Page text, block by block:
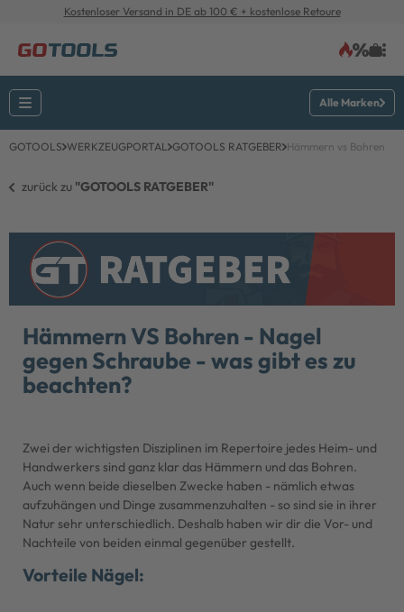
Kostenloser Versand in DE ab 100 € + kostenlose Retoure
Alle Marken
GOTOOLS WERKZEUGPORTAL GOTOOLS RATGEBER Hämmern vs Bohren
zurück zu "GOTOOLS RATGEBER"
Hämmern VS Bohren - Nagel
gegen Schraube - was gibt es zu
beachten?
Zwei der wichtigsten Disziplinen im Repertoire jedes Heim- und
Handwerkers sind ganz klar das Hämmern und das Bohren.
Auch wenn beide dieselben Zwecke haben - nämlich etwas
aufzuhängen und Dinge zusammenzuhalten - so sind sie in ihrer
Natur sehr unterschiedlich. Deshalb haben wir dir die Vor- und
Nachteile von beiden einmal gegenüber gestellt.
Vorteile Nägel: